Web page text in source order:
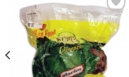
Lägg till i
önskelistan